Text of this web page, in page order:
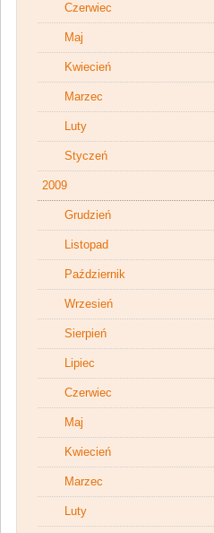
Czerwiec
Maj
Kwiecień
Marzec
Luty
Styczeń
2009
Grudzień
Listopad
Październik
Wrzesień
Sierpień
Lipiec
Czerwiec
Maj
Kwiecień
Marzec
Luty